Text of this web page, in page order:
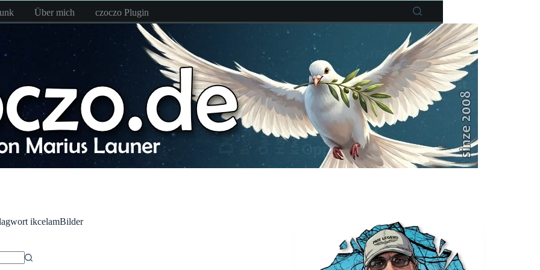
Über mich czoczo Plugin
ikcelamBilder